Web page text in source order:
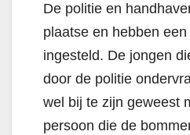
De politie en
plaatse en hebben
ingesteld. De jongen
door de politie
wel bij te zijn geweest
persoon die de